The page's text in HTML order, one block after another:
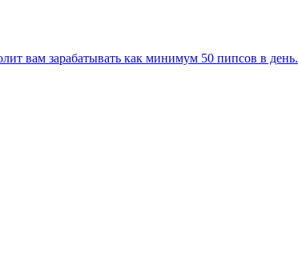
вам зарабатывать как минимум 50 пипсов в день.